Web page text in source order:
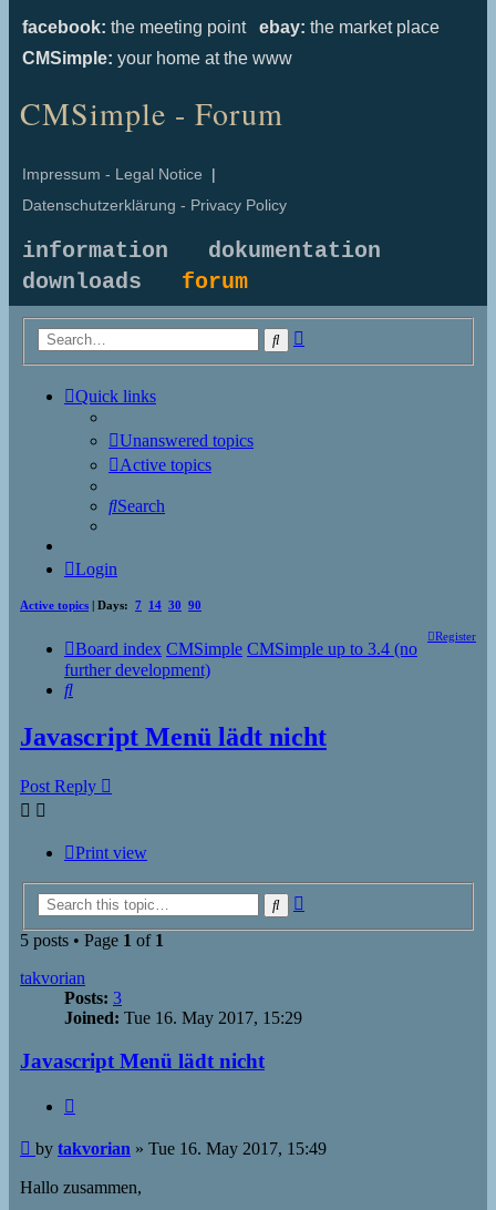
facebook: the meeting point ebay: the market place
CMSimple: your home at the www
CMSimple - Forum
Impressum - Legal Notice |
Datenschutzerklärung - Privacy Policy
information
dokumentation
downloads forum
Search
Quick links
Unanswered topics
Active topics
Search
Login
Active topics | Days: 7 14 30 90
Register
Board index CMSimple CMSimple up to 3.4 (no
further development)
Search
Javascript Menü lädt nicht
Post Reply
Print view
Search
5 posts • Page 1 of 1
takvorian
Posts: 3
Joined: Tue 16. May 2017, 15:29
Javascript Menü lädt nicht
Post
by takvorian » Tue 16. May 2017, 15:49
Hallo zusammen,